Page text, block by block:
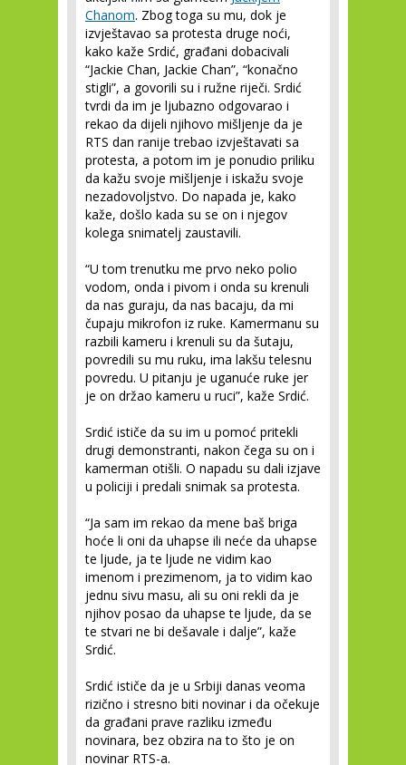
Chanom. Zbog toga su mu, dok je
izvještavao sa protesta druge noći,
kako kaže Srdić, građani dobacivali
“Jackie Chan, Jackie Chan”, “konačno
stigli”, a govorili su i ružne riječi. Srdić
tvrdi da im je ljubazno odgovarao i
rekao da dijeli njihovo mišljenje da je
RTS dan ranije trebao izvještavati sa
protesta, a potom im je ponudio priliku
da kažu svoje mišljenje i iskažu svoje
nezadovoljstvo. Do napada je, kako
kaže, došlo kada su se on i njegov
kolega snimatelj zaustavili.
“U tom trenutku me prvo neko polio
vodom, onda i pivom i onda su krenuli
da nas guraju, da nas bacaju, da mi
čupaju mikrofon iz ruke. Kamermanu su
razbili kameru i krenuli su da šutaju,
povredili su mu ruku, ima lakšu telesnu
povredu. U pitanju je uganuće ruke jer
je on držao kameru u ruci”, kaže Srdić.
Srdić ističe da su im u pomoć pritekli
drugi demonstranti, nakon čega su on i
kamerman otišli. O napadu su dali izjave
u policiji i predali snimak sa protesta.
“Ja sam im rekao da mene baš briga
hoće li oni da uhapse ili neće da uhapse
te ljude, ja te ljude ne vidim kao
imenom i prezimenom, ja to vidim kao
jednu sivu masu, ali su oni rekli da je
njihov posao da uhapse te ljude, da se
te stvari ne bi dešavale i dalje”, kaže
Srdić.
Srdić ističe da je u Srbiji danas veoma
rizično i stresno biti novinar i da očekuje
da građani prave razliku između
novinara, bez obzira na to što je on
novinar RTS-a.